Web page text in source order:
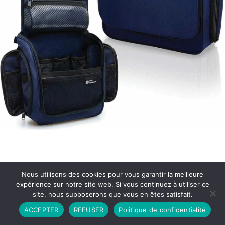
Partenariat Contact
Politique de Confidentialité
CGU
Copyright © 2026 - Propulsé par DIEUDUDIABLE
Nous utilisons des cookies pour vous garantir la meilleure
expérience sur notre site web. Si vous continuez à utiliser ce
site, nous supposerons que vous en êtes satisfait.
ACCEPTER
REFUSER Politique de confidentialité